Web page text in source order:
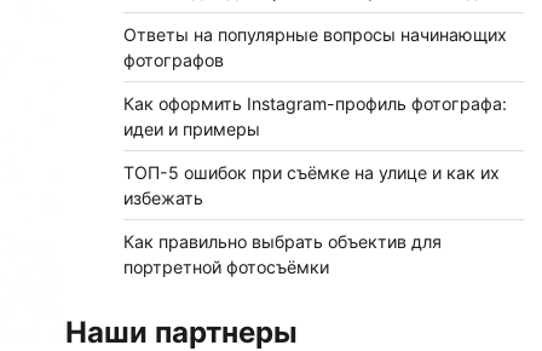
Ответы на популярные вопросы начинающих
фотографов
Как оформить Instagram-профиль фотографа:
идеи и примеры
ТОП-5 ошибок при съёмке на улице и как их
избежать
Как правильно выбрать объектив для
портретной фотосъёмки
Наши партнеры